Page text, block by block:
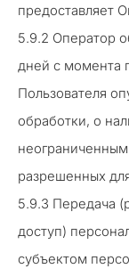
предоставляет
5.9.2 Оператор
дней с момента
Пользователя
обработки, о
разрешенных
5.9.3 Передача
доступ)
субъектом